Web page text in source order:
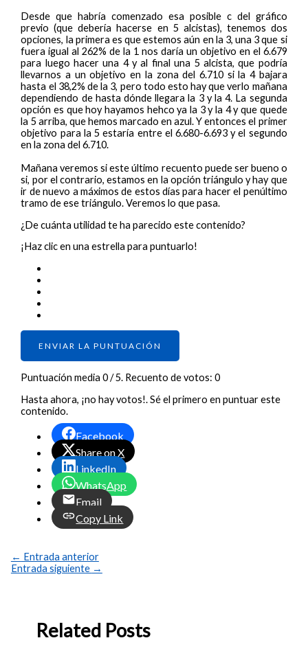
Desde que habría comenzado esa posible c del gráfico
previo (que debería hacerse en 5 alcistas), tenemos dos
opciones, la primera es que estemos aún en la 3, una 3 que si
fuera igual al 262% de la 1 nos daría un objetivo en el 6.679
para luego hacer una 4 y al final una 5 alcista, que podría
llevarnos a un objetivo en la zona del 6.710 si la 4 bajara
hasta el 38,2% de la 3, pero todo esto hay que verlo mañana
dependiendo de hasta dónde llegara la 3 y la 4. La segunda
opción es que hoy hayamos hehco ya la 3 y la 4 y que quede
la 5 arriba, que hemos marcado en azul. Y entonces el primer
objetivo para la 5 estaría entre el 6.680-6.693 y el segundo
en la zona del 6.710.
Mañana veremos si este último recuento puede ser bueno o
si, por el contrario, estamos en la opción triángulo y hay que
ir de nuevo a máximos de estos días para hacer el penúltimo
tramo de ese triángulo. Veremos lo que pasa.
¿De cuánta utilidad te ha parecido este contenido?
¡Haz clic en una estrella para puntuarlo!
ENVIAR LA PUNTUACIÓN
Puntuación media0/ 5. Recuento de votos:0
Hasta ahora, ¡no hay votos!. Sé el primero en puntuar este
contenido.
Facebook
Share on X
LinkedIn
WhatsApp
Email
Copy Link
← Entrada anterior
Entrada siguiente →
Related Posts